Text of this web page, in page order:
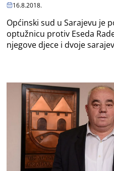
16.8.2018.
Općinski sud u Sarajevu je
optužnicu protiv Eseda
njegove djece i dvoje